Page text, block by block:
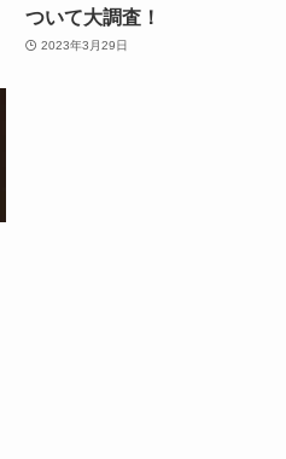
ついて大調査！
2023年3月29日